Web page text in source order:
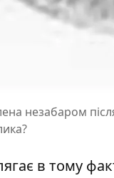
незабаром
в тому